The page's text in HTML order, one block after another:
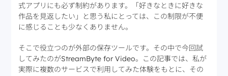
式アプリにも必ず制約があります。「好きなときに好きな
作品を見返したい」と思う私にとっては、この制限が不便
に感じることも少なくありません。
そこで役立つのが外部の保存ツールです。その中で今回試
してみたのがStreamByte for Video。この記事では、私が
実際に複数のサービスで利用してみた体験をもとに、その